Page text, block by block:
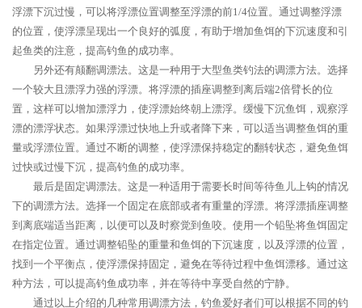
浮漂下沉过慢，可以将浮漂位置调整至浮漂的前1/4位置。通过调整浮漂
的位置，使浮漂呈现出一个良好的弧度，有助于增加鱼饵的下沉速度和引
起鱼类的注意，提高钓鱼的成功率。
另外还有颠翻调漂法。这是一种用于大型鱼类钓法的调漂方法。选择
一个较大且漂浮力强的浮漂。将浮漂的插座调整到离后端2倍臂长的位
置，这样可以增加漂浮力，使浮漂始终朝上漂浮。缓慢下沉鱼饵，观察浮
漂的漂浮状态。如果浮漂过快地上升或者降下来，可以适当调整鱼饵的重
量或浮漂位置。通过不断的调整，使浮漂保持稳定的翻转状态，避免鱼饵
过快或过慢下沉，提高钓鱼的成功率。
最后是固定调漂法。这是一种适用于需要长时间等待鱼儿上钩的情况
下的调漂方法。选择一个固定在底部或者有重量的浮漂。将浮漂插座调整
到离底端适当距离，以便可以及时察觉到鱼咬。使用一个铅坠将鱼饵固定
在指定位置。通过调整铅坠的重量和鱼饵的下沉速度，以及浮漂的位置，
找到一个平衡点，使浮漂保持固定，避免在等待过程中鱼饵漂移。通过这
种方法，可以提高钓鱼成功率，并在等待中享受自然的宁静。
通过以上介绍的几种常用调漂方法，钓鱼爱好者们可以根据不同的钓